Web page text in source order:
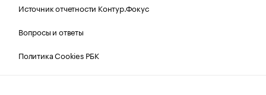
Источник отчетности Контур.Фокус
Вопросы и ответы
Политика Cookies РБК